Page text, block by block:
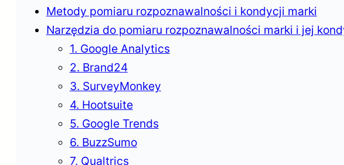
Metody pomiaru rozpoznawalności i kondycji marki
Narzędzia do pomiaru rozpoznawalności marki i jej
1. Google Analytics
2. Brand24
3. SurveyMonkey
4. Hootsuite
5. Google Trends
6. BuzzSumo
7. Qualtrics